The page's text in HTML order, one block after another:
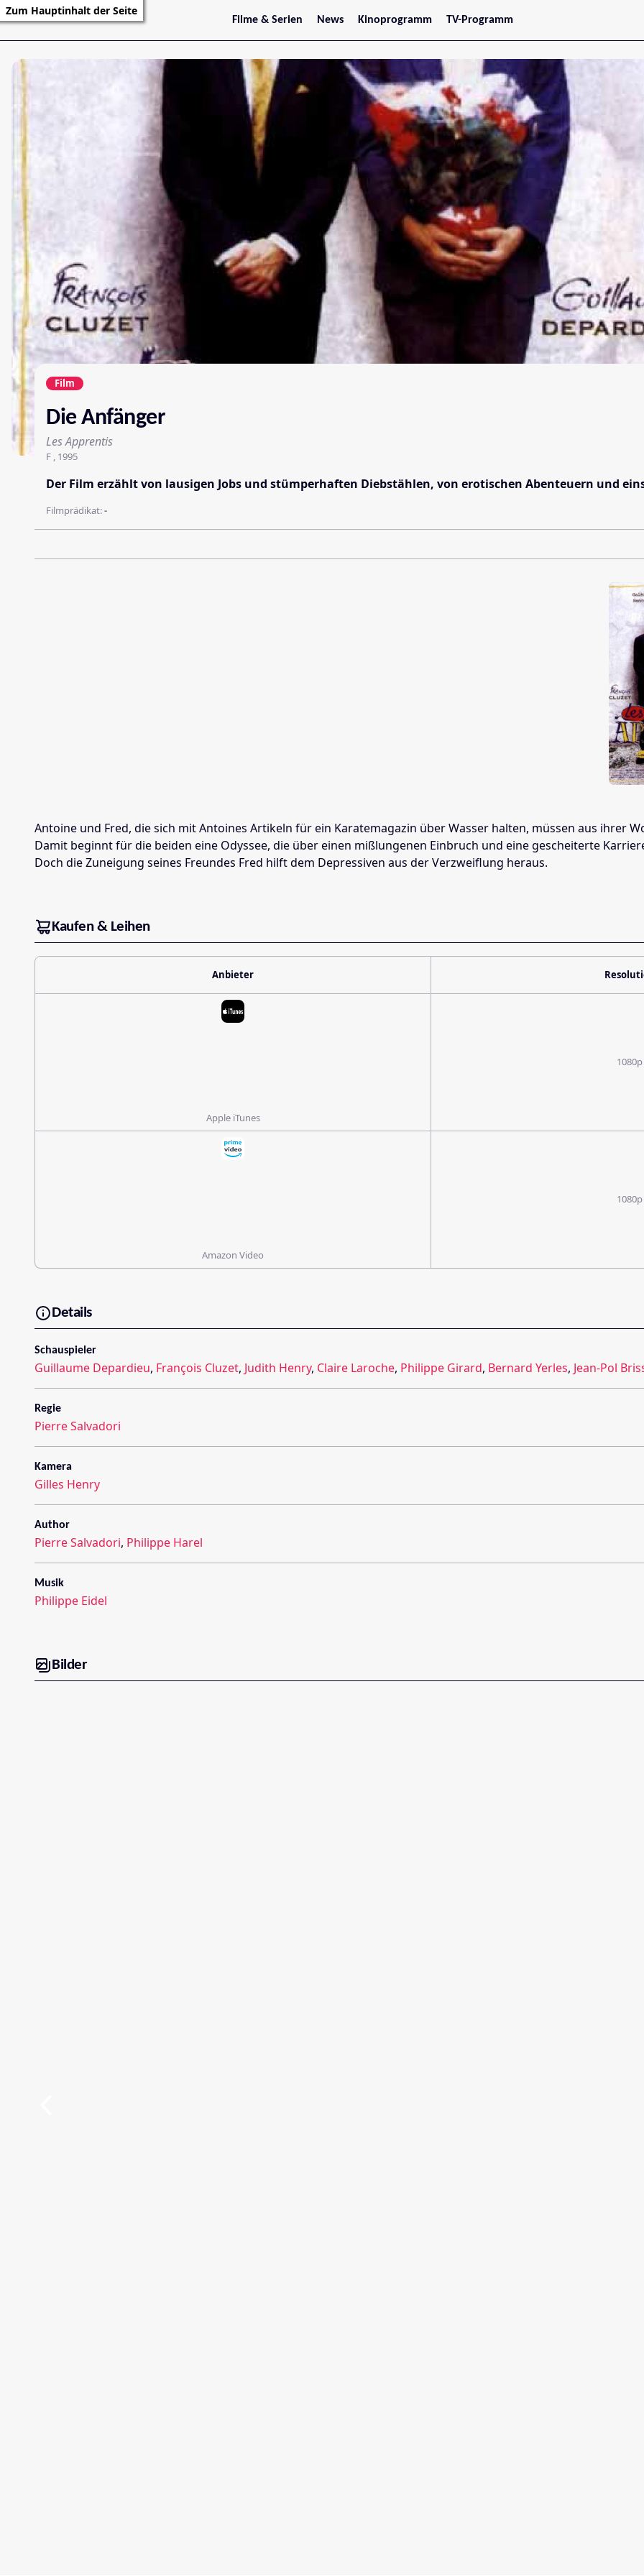
Zum Hauptinhalt der Seite
Filme & Serien
Trailer
Filmarchiv
Serienarchiv
News
Stars
Kinoprogramm
Jetzt im Kino
Niederösterreich
Oberösterreich
Steiermark
Burgenland
Kärnten
Salzburg
Vorarlberg
TV-Programm
Film
Die Anfänger
Les Apprentis
F , 1995
Der Film erzählt von lausigen Jobs und stümperhaften Diebstählen, von erotischen Abenteuern und
Filmprädikat:-
Antoine und Fred, die sich mit Antoines Artikeln für ein Karatemagazin über Wasser halten, müssen aus ihrer
Damit beginnt für die beiden eine Odyssee, die über einen mißlungenen Einbruch und eine gescheiterte
Doch die Zuneigung seines Freundes Fred hilft dem Depressiven aus der Verzweiflung heraus.
Kaufen & Leihen
Anbieter
Apple iTunes
1080p
Amazon Video
1080p
Details
Schauspieler
Guillaume Depardieu, François Cluzet, Judith Henry, Claire Laroche, Philippe Girard, Bernard Yerles, Jean-Pol
Regie
Pierre Salvadori
Kamera
Gilles Henry
Author
Pierre Salvadori, Philippe Harel
Musik
Philippe Eidel
Bilder